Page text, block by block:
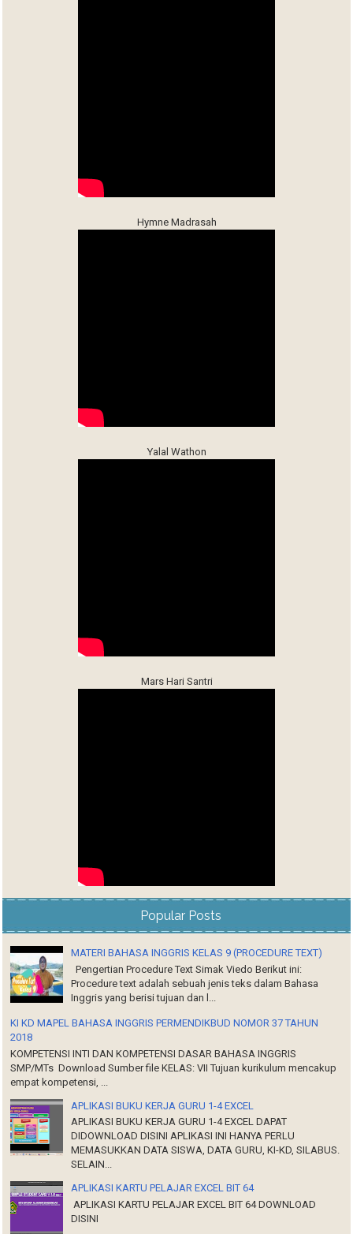
Hymne Madrasah
Yalal Wathon
Mars Hari Santri
Popular Posts
MATERI BAHASA INGGRIS KELAS 9 (PROCEDURE TEXT)
Pengertian Procedure Text Simak Viedo Berikut ini:
Procedure text adalah sebuah jenis teks dalam Bahasa
Inggris yang berisi tujuan dan l...
KI KD MAPEL BAHASA INGGRIS PERMENDIKBUD NOMOR 37 TAHUN
2018
KOMPETENSI INTI DAN KOMPETENSI DASAR BAHASA INGGRIS
SMP/MTs Download Sumber file KELAS: VII Tujuan kurikulum mencakup
empat kompetensi, ...
APLIKASI BUKU KERJA GURU 1-4 EXCEL
APLIKASI BUKU KERJA GURU 1-4 EXCEL DAPAT
DIDOWNLOAD DISINI APLIKASI INI HANYA PERLU
MEMASUKKAN DATA SISWA, DATA GURU, KI-KD, SILABUS.
SELAIN...
APLIKASI KARTU PELAJAR EXCEL BIT 64
APLIKASI KARTU PELAJAR EXCEL BIT 64 DOWNLOAD
DISINI